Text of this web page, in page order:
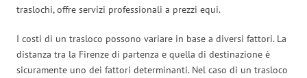
traslochi, offre servizi professionali a prezzi equi.
I costi di un trasloco possono variare in base a diversi fattori. La
distanza tra la Firenze di partenza e quella di destinazione è
sicuramente uno dei fattori determinanti. Nel caso di un trasloco